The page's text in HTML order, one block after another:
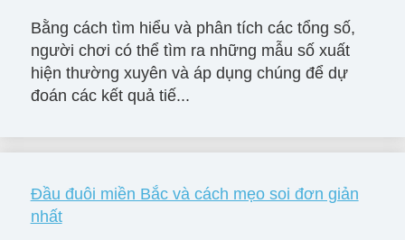
Bằng cách tìm hiểu và phân tích các tổng số,
người chơi có thể tìm ra những mẫu số xuất
hiện thường xuyên và áp dụng chúng để dự
đoán các kết quả tiế...
Đầu đuôi miền Bắc và cách mẹo soi đơn giản
nhất